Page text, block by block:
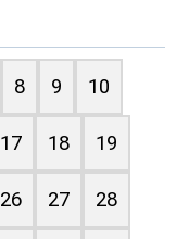
8 9 10
17 18 19
26 27 28